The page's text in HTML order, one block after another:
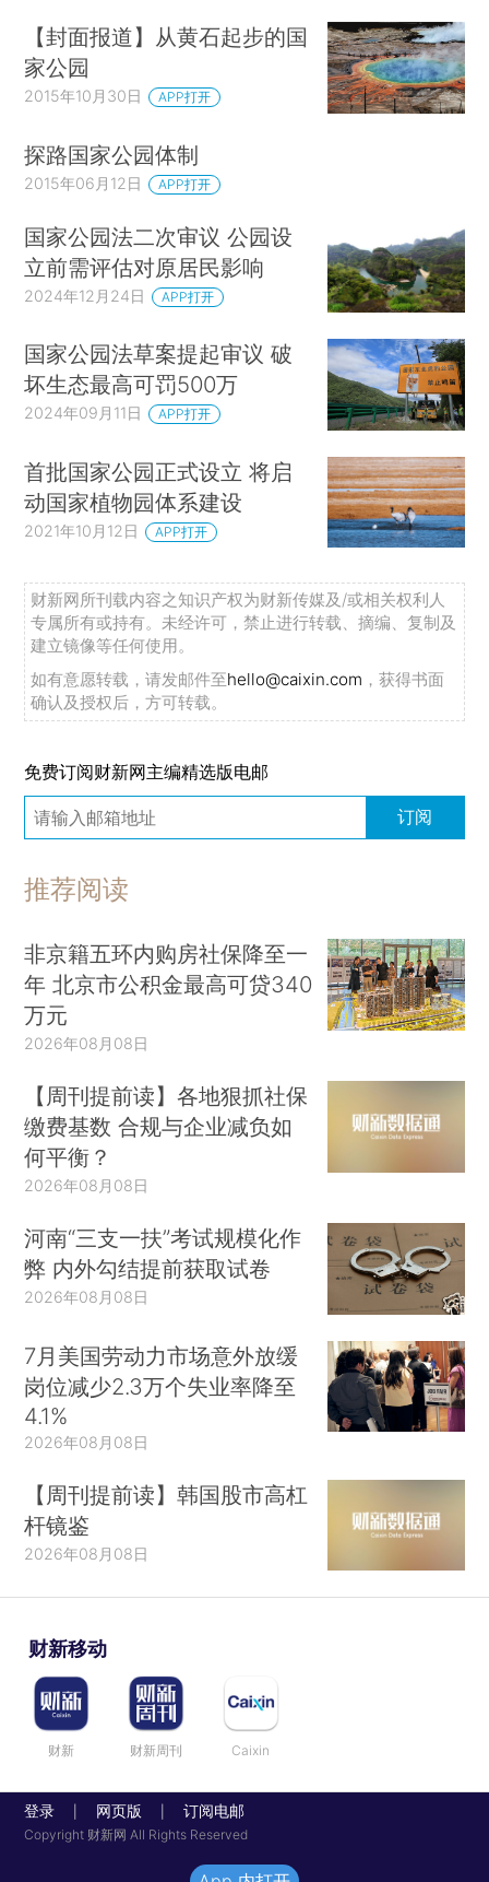
【封面报道】从黄石起步的国
家公园
2015年10月30日 APP打开
探路国家公园体制
2015年06月12日 APP打开
国家公园法二次审议 公园设
立前需评估对原居民影响
2024年12月24日 APP打开
国家公园法草案提起审议 破
坏生态最高可罚500万
2024年09月11日 APP打开
首批国家公园正式设立 将启
动国家植物园体系建设
2021年10月12日 APP打开
财新网所刊载内容之知识产权为财新传媒及/或相关权利人
专属所有或持有。未经许可，禁止进行转载、摘编、复制及
建立镜像等任何使用。
如有意愿转载，请发邮件至hello@caixin.com ，获得书面
确认及授权后，方可转载。
免费订阅财新网主编精选版电邮
订阅
推荐阅读
非京籍五环内购房社保降至一
年 北京市公积金最高可贷340
万元
2026年08月08日
【周刊提前读】各地狠抓社保
缴费基数 合规与企业减负如
何平衡？
2026年08月08日
河南“三支一扶”考试规模化作
弊 内外勾结提前获取试卷
2026年08月08日
7月美国劳动力市场意外放缓
岗位减少2.3万个失业率降至
4.1%
2026年08月08日
【周刊提前读】韩国股市高杠
杆镜鉴
2026年08月08日
财新移动
财新 财新周刊 Caixin
登录 网页版 订阅电邮
Copyright 财新网 All Rights Reserved